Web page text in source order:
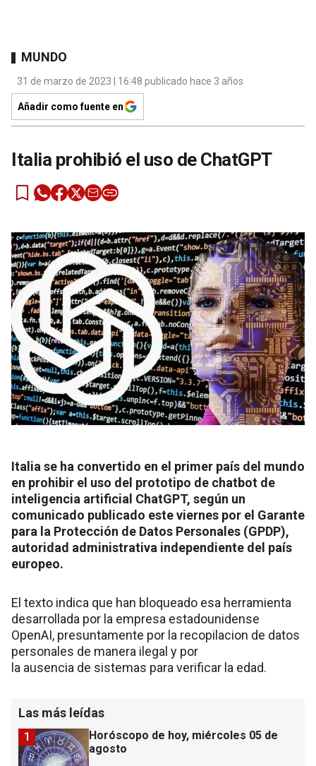
MUNDO
31 de marzo de 2023 | 16:48 publicado hace 3 años
Añadir como fuente en
Italia prohibió el uso de ChatGPT
Italia se ha convertido en el primer país del mundo
en prohibir el uso del prototipo de chatbot de
inteligencia artificial ChatGPT, según un
comunicado publicado este viernes por el Garante
para la Protección de Datos Personales (GPDP),
autoridad administrativa independiente del país
europeo.
El texto indica que han bloqueado esa herramienta
desarrollada por la empresa estadounidense
OpenAI, presuntamente por la recopilacion de datos
personales de manera ilegal y por
la ausencia de sistemas para verificar la edad.
Las más leídas
Horóscopo de hoy, miércoles 05 de
agosto
1